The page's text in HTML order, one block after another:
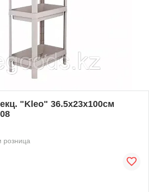
"Kleo" 36.5х23х100см
розница